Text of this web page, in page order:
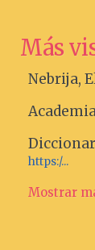
Más
Nebrija,
https:/...
Mostrar